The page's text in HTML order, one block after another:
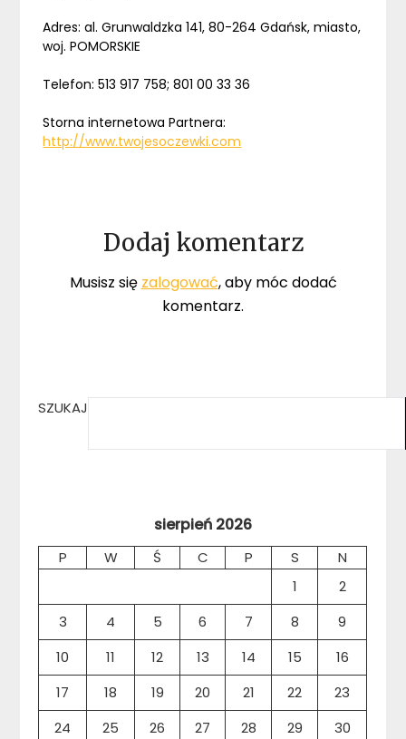
Adres: al. Grunwaldzka 141, 80-264 Gdańsk, miasto,
woj. POMORSKIE
Telefon: 513 917 758; 801 00 33 36
Storna internetowa Partnera:
http://www.twojesoczewki.com
Dodaj komentarz
Musisz się zalogować, aby móc dodać
komentarz.
SZUKAJ
sierpień 2026
P W Ś C P S
N
1
2
3
4 5 6 7 8
9
10
11 12 13 14 15
16
17
18 19 20 21 22
23
24
25 26 27 28 29
30